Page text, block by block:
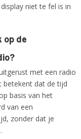
niet te fel is in
op de
met een radio
betekent dat de tijd
basis van het
van een
zonder dat je